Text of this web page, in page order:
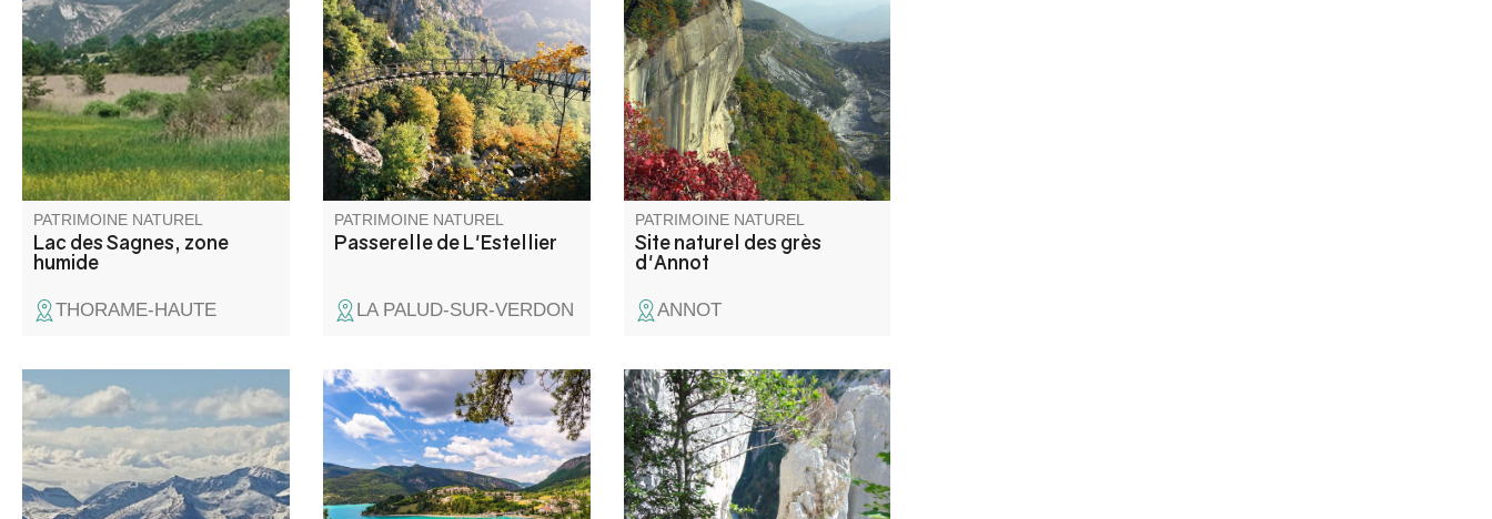
Sagnes, à cheval sur les
communes de Thorame-Basse
et de Thorame-Haute, se situe
en queue d’une retenue
artificielle créée dans les
années 1960 pour l’irrigation.
PATRIMOINE NATUREL
Lac des Sagnes, zone
humide
THORAME-HAUTE
du Verdon qui permettait de
traverser d'une rive à l'autre,
du Var aux Alpes de Hautes
Provence.
PATRIMOINE NATUREL
Passerelle de L'Estellier
LA PALUD-SUR-VERDON
monde étonnant où se mêlent
blocs de grès cyclopéens,
légendes ancestrales et
histoire plurimillénaire.
Dominant le village, une
superficie de 150 ha est
désormais classée Espace
Naturel Sensible.
PATRIMOINE NATUREL
Site naturel des grès
d'Annot
ANNOT
Le site Natura 2000 du Grand
Coyer abrite une diversité
exceptionnelle d’habitats
naturels (pelouses alpines,
forêts anciennes, éboulis,
Irrésistible en raison de ses
eaux turquoises, le lac de
Castillon est l’endroit idéal pour
passer de belles journées
estivales. Baignade, voile,
La Brèche Imbert est située au
milieu du Blanc-Martel, c'est un
escalier dans le vide, avec des
rambardes, de 274 marches
est l'un des points de vues les